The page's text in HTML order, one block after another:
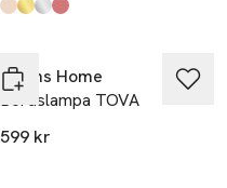
Produkten finns i färgerna:
Beige,
Gold,
Chrome,
Burgundy
Åhléns Home
Bordslampa TOVA
599 kr